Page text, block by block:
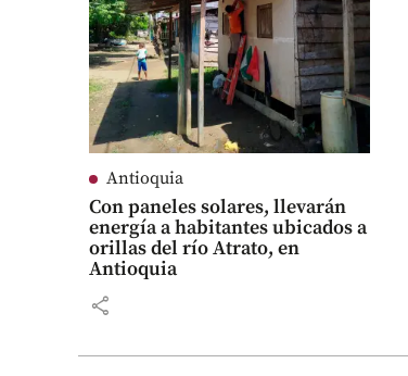
Antioquia
Con paneles solares, llevarán
energía a habitantes ubicados a
orillas del río Atrato, en
Antioquia
share